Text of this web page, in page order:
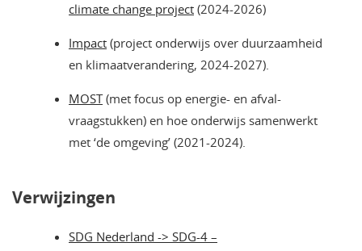
climate change project (2024-2026)
Impact (project onderwijs over duurzaamheid
en klimaatverandering, 2024-2027).
MOST(met focus op energie- en afval-
vraagstukken) en hoe onderwijs samenwerkt
met ‘de omgeving’ (2021-2024).
Verwijzingen
SDG Nederland -> SDG-4 –